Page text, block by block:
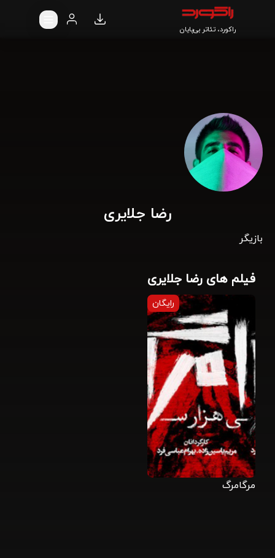
راکورد، تئاتر بی‌پایان
رضا جلایری
بازیگر
فیلم های رضا جلایری
رایگان
مرگامرگ